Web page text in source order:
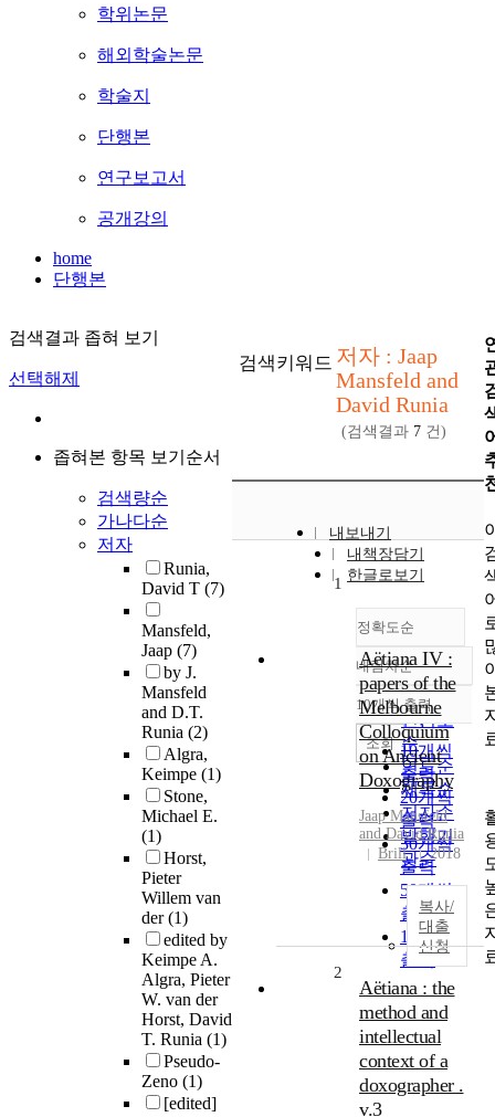
학위논문
해외학술논문
학술지
단행본
연구보고서
공개강의
home
단행본
검색결과 좁혀 보기
선택해제
좁혀본 항목 보기순서
검색량순
가나다순
저자
Runia,
David T (7)
Mansfeld,
Jaap (7)
by J.
Mansfeld
and D.T.
Runia (2)
Algra,
Keimpe (1)
Stone,
Michael E.
(1)
Horst,
Pieter
Willem van
der(1)
edited by
Keimpe A.
Algra, Pieter
W. van der
Horst, David
T. Runia (1)
Pseudo-
Zeno (1)
[edited]
검색키워드 저자 : Jaap
Mansfeld and
David Runia
(검색결과 7 건)
내보내기
내책장담기
한글로보기
정확도순
정확도
순
인기도
순
연도순
제목순
저자순
발행기
관순
내림차순
내림차순
10개씩 출력
10개씩
출력
20개씩
출력
30개씩
출력
50개씩
출력
100개씩
출력
조회
1
Aëtiana IV :
papers of the
Melbourne
Colloquium
on Ancient
Doxography
Jaap Mansfeld
andDavid Runia
Brill
2018
복사/
대출
신청
2
Aëtiana : the
method and
intellectual
context of a
doxographer .
v.3